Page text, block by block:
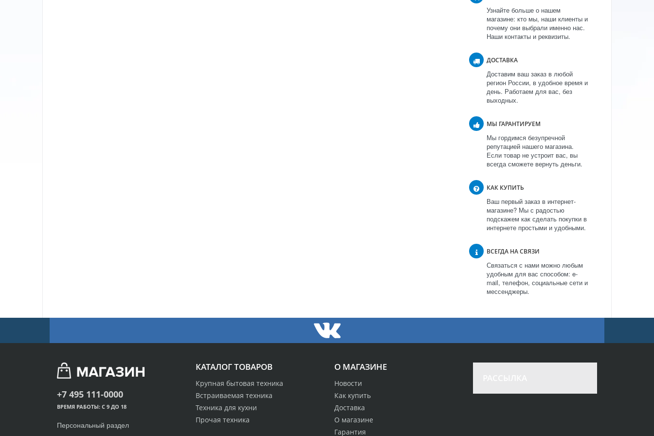
Узнайте больше о нашем
магазине: кто мы, наши клиенты и
почему они выбрали именно нас.
Наши контакты и реквизиты.
ДОСТАВКА
Доставим ваш заказ в любой
регион России, в удобное время и
день. Работаем для вас, без
выходных.
МЫ ГАРАНТИРУЕМ
Мы гордимся безупречной
репутацией нашего магазина.
Если товар не устроит вас, вы
всегда сможете вернуть деньги.
КАК КУПИТЬ
Ваш первый заказ в интернет-
магазине? Мы с радостью
подскажем как сделать покупки в
интернете простыми и удобными.
ВСЕГДА НА СВЯЗИ
Связаться с нами можно любым
удобным для вас способом: e-
mail, телефон, социальные сети и
мессенджеры.
О МАГАЗИНЕ
Новости
Как купить
Доставка
О магазине
Гарантия
КАТАЛОГ ТОВАРОВ
Крупная бытовая техника
Встраиваемая техника
Техника для кухни
Прочая техника
+7 495 111-0000
ВРЕМЯ РАБОТЫ: С 9 ДО 18
Персональный раздел